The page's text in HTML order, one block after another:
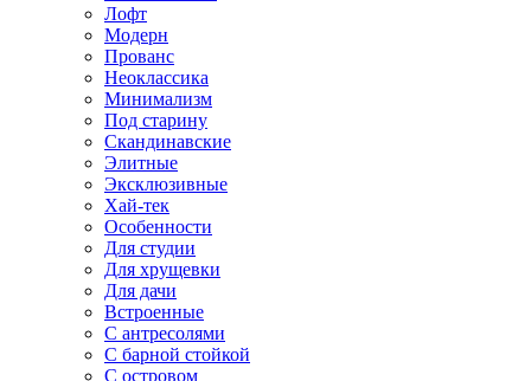
Лофт
Модерн
Прованс
Неоклассика
Минимализм
Под старину
Скандинавские
Элитные
Эксклюзивные
Хай-тек
Особенности
Для студии
Для хрущевки
Для дачи
Встроенные
С антресолями
С барной стойкой
С островом